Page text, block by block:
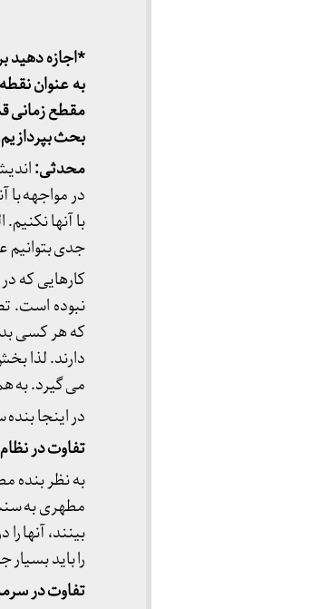
*اجازه
به عنوان
مقطع زمانی
بحث
محدثی:
در مواجهه با
با آنها
جدی بتوانیم
کارهایی که
نبوده است.
که هر کسی
دارند. لذا
می گیرد. به
در اینجا
تفاوت در
به نظر بنده
مطهری به
بینند، آنها
را باید
تفاوت در